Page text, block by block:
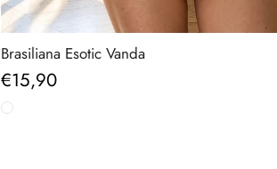
Brasiliana Esotic Vanda
Prezzo normale
€15,90